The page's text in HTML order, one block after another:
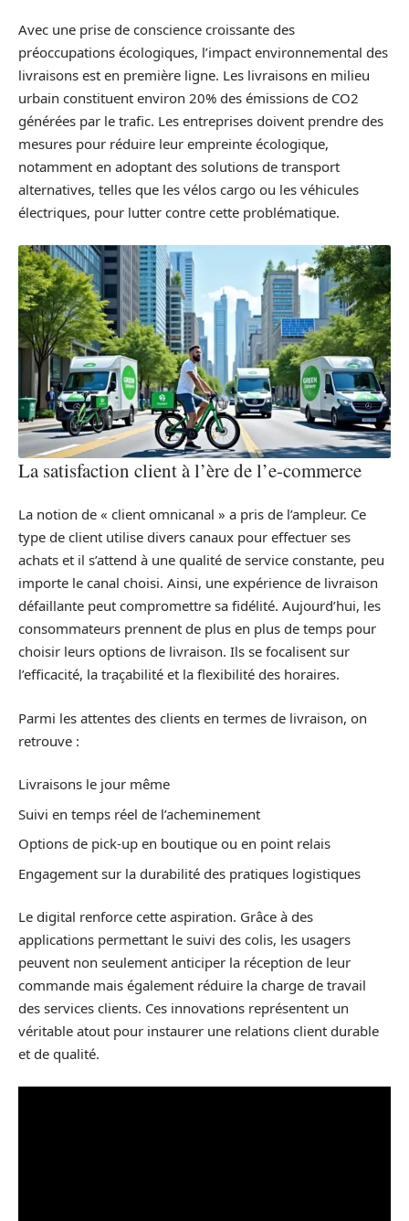
Avec une prise de conscience croissante des
préoccupations écologiques, l’impact environnemental des
livraisons est en première ligne. Les livraisons en milieu
urbain constituent environ 20% des émissions de CO2
générées par le trafic. Les entreprises doivent prendre des
mesures pour réduire leur empreinte écologique,
notamment en adoptant des solutions de transport
alternatives, telles que les vélos cargo ou les véhicules
électriques, pour lutter contre cette problématique.
La satisfaction client à l’ère de l’e-commerce
La notion de « client omnicanal » a pris de l’ampleur. Ce
type de client utilise divers canaux pour effectuer ses
achats et il s’attend à une qualité de service constante, peu
importe le canal choisi. Ainsi, une expérience de livraison
défaillante peut compromettre sa fidélité. Aujourd’hui, les
consommateurs prennent de plus en plus de temps pour
choisir leurs options de livraison. Ils se focalisent sur
l’efficacité, la traçabilité et la flexibilité des horaires.
Parmi les attentes des clients en termes de livraison, on
retrouve :
Livraisons le jour même
Suivi en temps réel de l’acheminement
Options de pick-up en boutique ou en point relais
Engagement sur la durabilité des pratiques logistiques
Le digital renforce cette aspiration. Grâce à des
applications permettant le suivi des colis, les usagers
peuvent non seulement anticiper la réception de leur
commande mais également réduire la charge de travail
des services clients. Ces innovations représentent un
véritable atout pour instaurer une relations client durable
et de qualité.